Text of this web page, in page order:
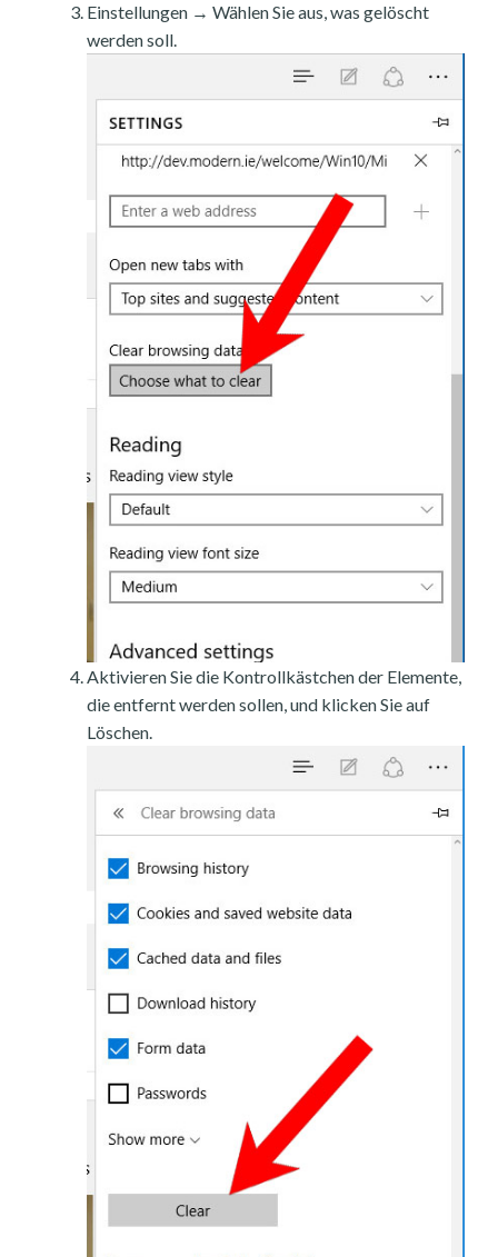
Einstellungen → Wählen Sie aus, was gelöscht
werden soll.
Aktivieren Sie die Kontrollkästchen der Elemente,
die entfernt werden sollen, und klicken Sie auf
Löschen.